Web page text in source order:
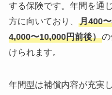
する保険です。年間を通
方に向いており、 月400
4,000〜10,000円前後）
けられます。
年間型は補償内容が充実